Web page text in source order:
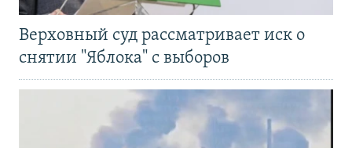
Верховный суд рассматривает иск о
снятии "Яблока" с выборов